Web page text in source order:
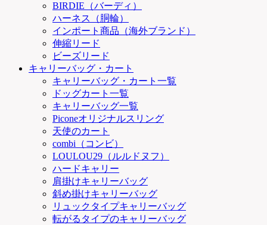
BIRDIE（バーディ）
ハーネス（胴輪）
インポート商品（海外ブランド）
伸縮リード
ビーズリード
キャリーバッグ・カート
キャリーバッグ・カート一覧
ドッグカート一覧
キャリーバッグ一覧
Piconeオリジナルスリング
天使のカート
combi（コンビ）
LOULOU29（ルルドヌフ）
ハードキャリー
肩掛けキャリーバッグ
斜め掛けキャリーバッグ
リュックタイプキャリーバッグ
転がるタイプのキャリーバッグ